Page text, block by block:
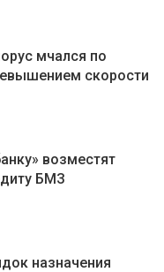
мчался по
скорости
возместят
БМЗ
назначения